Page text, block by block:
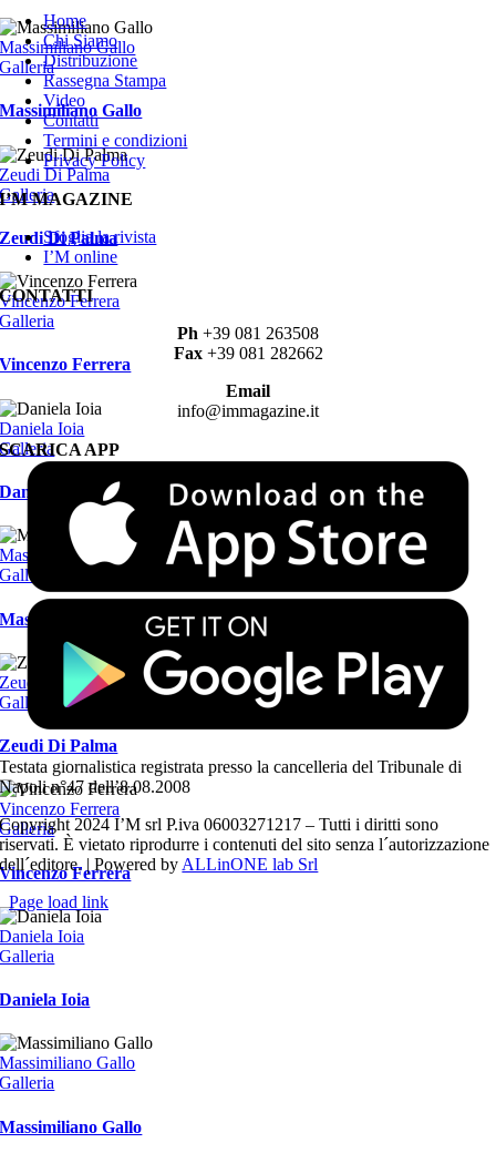
Massimiliano Gallo
Galleria
Massimiliano Gallo
Zeudi Di Palma
Galleria
Zeudi Di Palma
Vincenzo Ferrera
Galleria
Vincenzo Ferrera
Daniela Ioia
Galleria
Daniela Ioia
Massimiliano Gallo
Galleria
Massimiliano Gallo
Zeudi Di Palma
Galleria
Zeudi Di Palma
Vincenzo Ferrera
Galleria
Vincenzo Ferrera
Daniela Ioia
Galleria
Daniela Ioia
Massimiliano Gallo
Galleria
Massimiliano Gallo
Home
Chi Siamo
Distribuzione
Rassegna Stampa
Video
Contatti
Termini e condizioni
Privacy Policy
I’M MAGAZINE
Sfoglia la rivista
I’M online
CONTATTI
Ph +39 081 263508
Fax+39 081 282662
Email
info@immagazine.it
SCARICA APP
Testata giornalistica registrata presso la cancelleria del Tribunale di
Napoli n°47 dell’8.08.2008
Copyright 2024 I’M srl P.iva 06003271217 – Tutti i diritti sono
riservati. È vietato riprodurre i contenuti del sito senza l´autorizzazione
dell´editore. | Powered by ALLinONE lab Srl
Page load link
Torna
in
cima